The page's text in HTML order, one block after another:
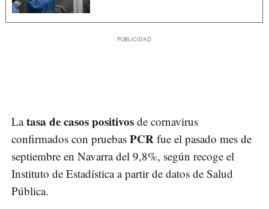
Latasa de casos positivos de cornavirus
confirmados con pruebas PCR fue el pasado mes de
septiembre en Navarra del 9,8%, según recoge el
Instituto de Estadística a partir de datos de Salud
Pública.